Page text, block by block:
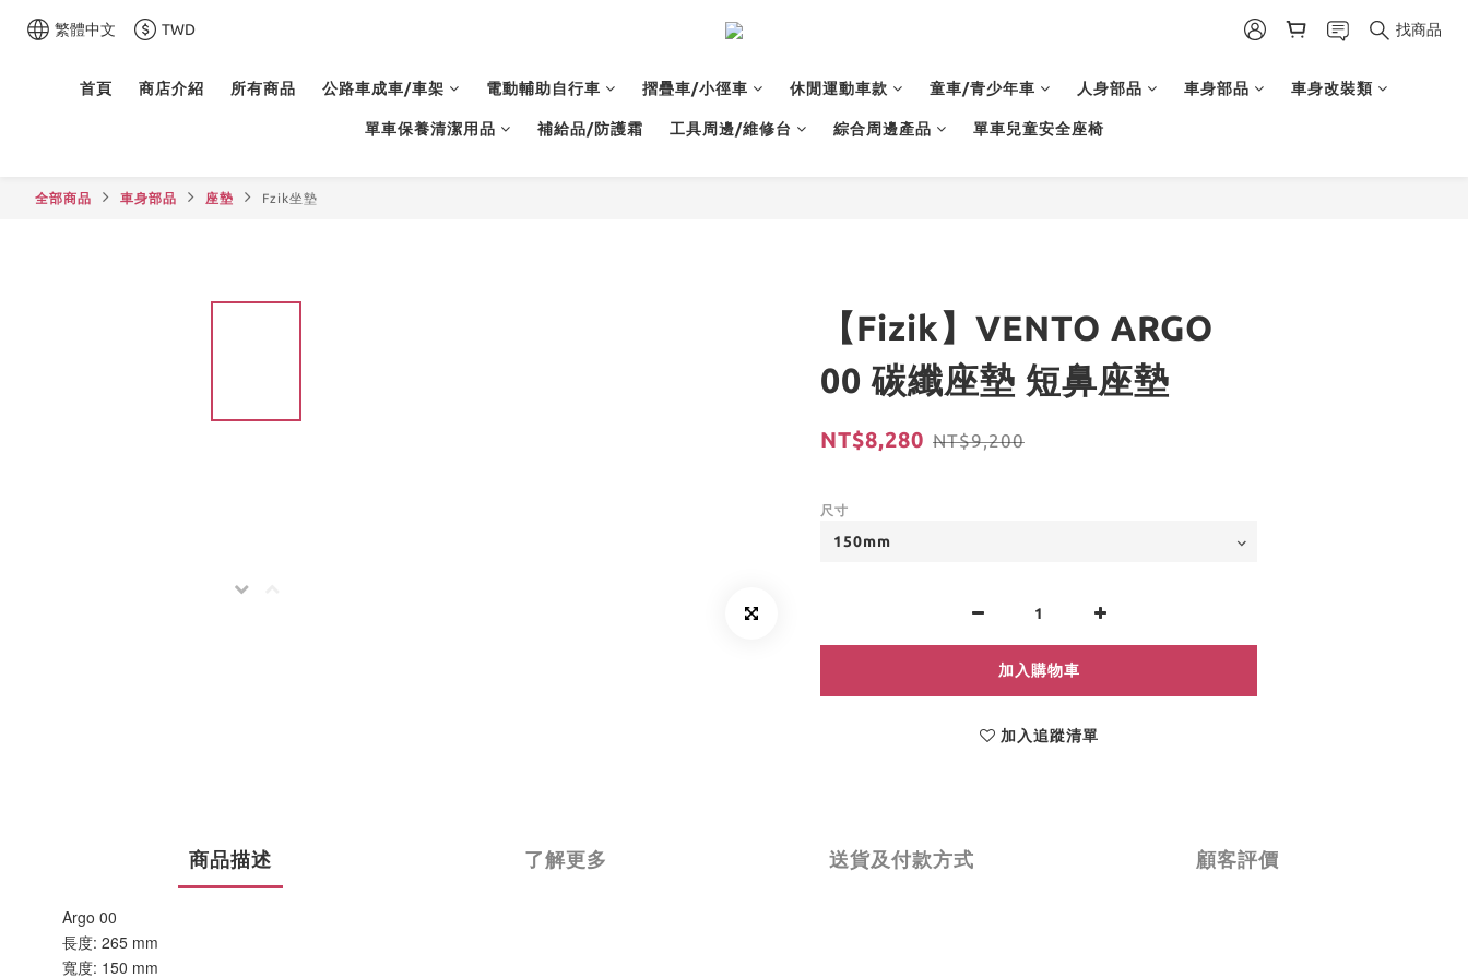
繁體中文 TWD 找商品
首頁 商店介紹 所有商品 公路車成車/車架 電動輔助自行車 摺疊車/小徑車 休閒運動車款 童車/青少年車 人身部品 車身部品 車身改裝類
單車保養清潔用品 補給品/防護霜 工具周邊/維修台 綜合周邊產品 單車兒童安全座椅
全部商品 車身部品 座墊 Fzik坐墊
【Fizik】VENTO ARGO
00 碳纖座墊 短鼻座墊
NT$8,280 NT$9,200
尺寸
加入購物車
加入追蹤清單
商品描述 了解更多 送貨及付款方式 顧客評價
Argo 00
長度: 265 mm
寬度: 150 mm